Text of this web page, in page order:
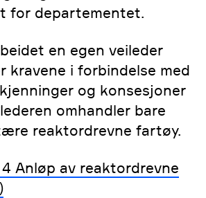
for departementet.
en egen veileder
kravene i forbindelse med
og konsesjoner
omhandler bare
reaktordrevne fartøy.
Anløp av reaktordrevne